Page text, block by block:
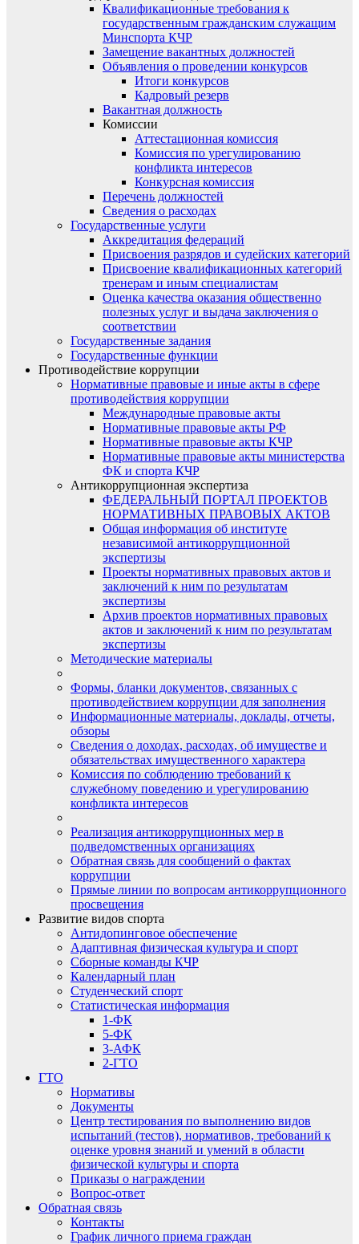
Квалификационные требования к
государственным гражданским служащим
Минспорта КЧР
Замещение вакантных должностей
Объявления о проведении конкурсов
Итоги конкурсов
Кадровый резерв
Вакантная должность
Комиссии
Аттестационная комиссия
Комиссия по урегулированию
конфликта интересов
Конкурсная комиссия
Перечень должностей
Сведения о расходах
Государственные услуги
Аккредитация федераций
Присвоения разрядов и судейских категорий
Присвоение квалификационных категорий
тренерам и иным специалистам
Оценка качества оказания общественно
полезных услуг и выдача заключения о
соответствии
Государственные задания
Государственные функции
Противодействие коррупции
Нормативные правовые и иные акты в сфере
противодействия коррупции
Международные правовые акты
Нормативные правовые акты РФ
Нормативные правовые акты КЧР
Нормативные правовые акты министерства
ФК и спорта КЧР
Антикоррупционная экспертиза
ФЕДЕРАЛЬНЫЙ ПОРТАЛ ПРОЕКТОВ
НОРМАТИВНЫХ ПРАВОВЫХ АКТОВ
Общая информация об институте
независимой антикоррупционной
экспертизы
Проекты нормативных правовых актов и
заключений к ним по результатам
экспертизы
Архив проектов нормативных правовых
актов и заключений к ним по результатам
экспертизы
Методические материалы
Формы, бланки документов, связанных с
противодействием коррупции для заполнения
Информационные материалы, доклады, отчеты,
обзоры
Сведения о доходах, расходах, об имуществе и
обязательствах имущественного характера
Комиссия по соблюдению требований к
служебному поведению и урегулированию
конфликта интересов
Реализация антикоррупционных мер в
подведомственных организациях
Обратная связь для сообщений о фактах
коррупции
Прямые линии по вопросам антикоррупционного
просвещения
Развитие видов спорта
Антидопинговое обеспечение
Адаптивная физическая культура и спорт
Сборные команды КЧР
Календарный план
Студенческий спорт
Статистическая информация
1-ФК
5-ФК
3-АФК
2-ГТО
ГТО
Нормативы
Документы
Центр тестирования по выполнению видов
испытаний (тестов), нормативов, требований к
оценке уровня знаний и умений в области
физической культуры и спорта
Приказы о награждении
Вопрос-ответ
Обратная связь
Контакты
График личного приема граждан